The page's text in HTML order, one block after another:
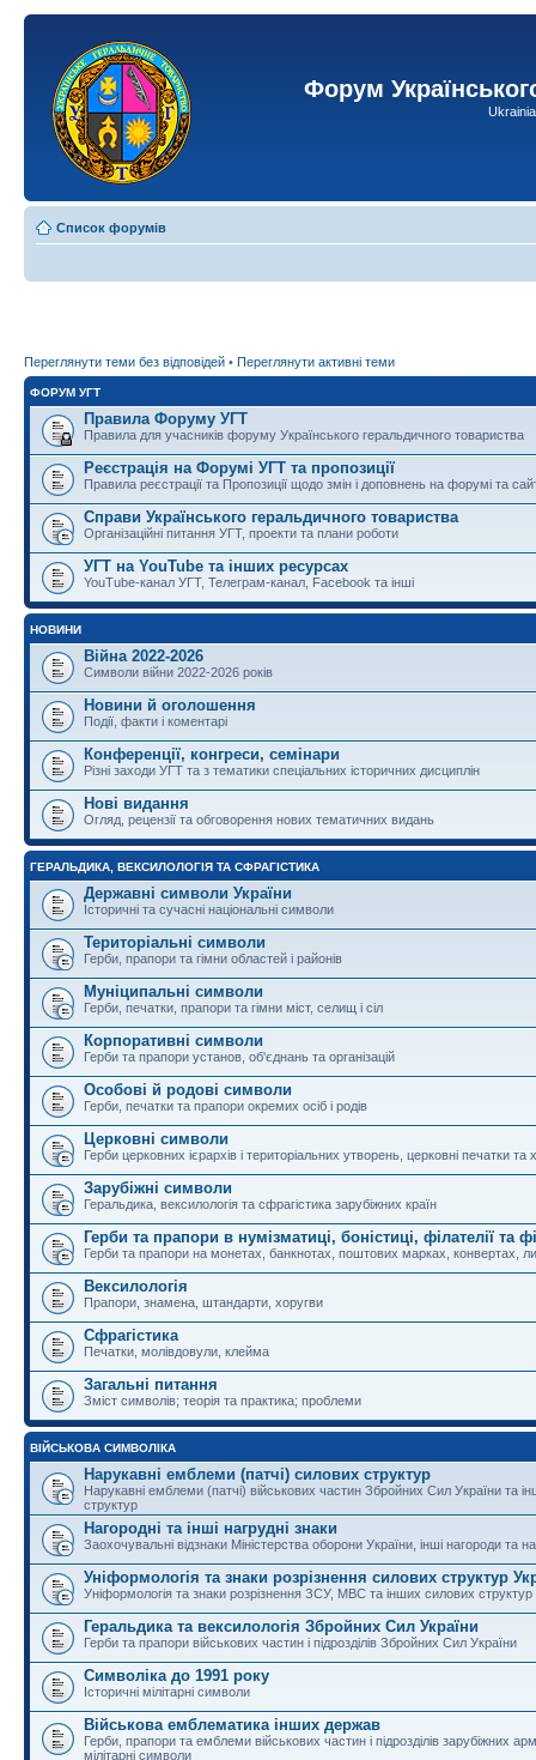
Форум
Список форумів
Переглянути теми без відповідей • Переглянути активні теми
ФОРУМ УГТ
Правила Форуму УГТ
Правила для учасників форуму Українського геральдичного товариства
Реєстрація на Форумі УГТ та пропозиції
Правила реєстрації та Пропозиції щодо змін і доповнень на форумі та
Справи Українського геральдичного товариства
Організаційні питання УГТ, проекти та плани роботи
УГТ на YouTube та інших ресурсах
YouTube-канал УГТ, Телеграм-канал, Facebook та інші
НОВИНИ
Війна 2022-2026
Символи війни 2022-2026 років
Новини й оголошення
Події, факти і коментарі
Конференції, конгреси, семінари
Різні заходи УГТ та з тематики спеціальних історичних дисциплін
Нові видання
Огляд, рецензії та обговорення нових тематичних видань
ГЕРАЛЬДИКА, ВЕКСИЛОЛОГІЯ ТА СФРАГІСТИКА
Державні символи України
Історичні та сучасні національні символи
Територіальні символи
Герби, прапори та гімни областей і районів
Муніципальні символи
Герби, печатки, прапори та гімни міст, селищ і сіл
Корпоративні символи
Герби та прапори установ, об'єднань та організацій
Особові й родові символи
Герби, печатки та прапори окремих осіб і родів
Церковні символи
Герби церковних ієрархів і територіальних утворень, церковні печатки та
Зарубіжні символи
Геральдика, вексилологія та сфрагістика зарубіжних країн
Герби та прапори в нумізматиці, боністиці, філателії та
Герби та прапори на монетах, банкнотах, поштових марках, конвертах,
Вексилологія
Прапори, знамена, штандарти, хоругви
Сфрагістика
Печатки, молівдовули, клейма
Загальні питання
Зміст символів; теорія та практика; проблеми
ВІЙСЬКОВА СИМВОЛІКА
Нарукавні емблеми (патчі) силових структур
Нарукавні емблеми (патчі) військових частин Збройних Сил України та
структур
Нагородні та інші нагрудні знаки
Заохочувальні відзнаки Міністерства оборони України, інші нагороди та
Уніформологія та знаки розрізнення силових структур
Уніформологія та знаки розрізнення ЗСУ, МВС та інших силових структур
Геральдика та вексилологія Збройних Сил України
Герби та прапори військових частин і підрозділів Збройних Сил України
Символіка до 1991 року
Історичні мілітарні символи
Військова емблематика інших держав
Герби, прапори та емблеми військових частин і підрозділів зарубіжних
мілітарні символи